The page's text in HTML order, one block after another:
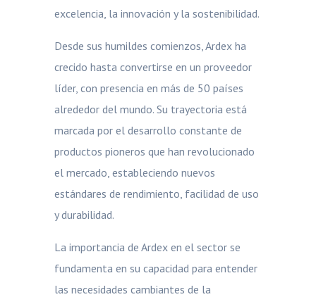
excelencia, la innovación y la sostenibilidad.
Desde sus humildes comienzos, Ardex ha
crecido hasta convertirse en un proveedor
líder, con presencia en más de 50 países
alrededor del mundo. Su trayectoria está
marcada por el desarrollo constante de
productos pioneros que han revolucionado
el mercado, estableciendo nuevos
estándares de rendimiento, facilidad de uso
y durabilidad.
La importancia de Ardex en el sector se
fundamenta en su capacidad para entender
las necesidades cambiantes de la